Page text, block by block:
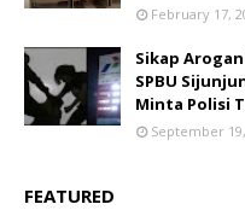
February 17,
Sikap
SPBU
Minta Polisi
September
FEATURED